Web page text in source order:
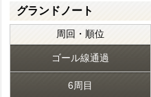
グランドノート
周回・順位
ゴール線通過
6周目